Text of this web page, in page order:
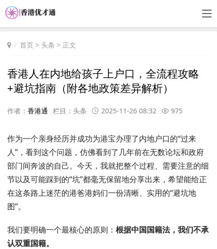
首页 > 头条 > 正文
香港人在内地给孩子上户口，全流程攻略
+避坑指南（附各地政策差异解析）
作者： 香港通 栏目： 头条 2025-11-26 08:32 975
作为一个亲身经历并成功为港宝办理了内地户口的“过来
人”，看到这个问题，仿佛看到了几年前在无数论坛和政府
部门间奔波的自己。今天，我就把整个过程、需要注意的细
节以及可能踩到的“坑”都毫无保留地分享出来，希望能给正
在这条路上迷茫的港爸港妈们一份清晰、实用的“避坑地
图”。
我们要明确一个最核心的原则： 根据中国国籍法，我们不承
认双重国籍。